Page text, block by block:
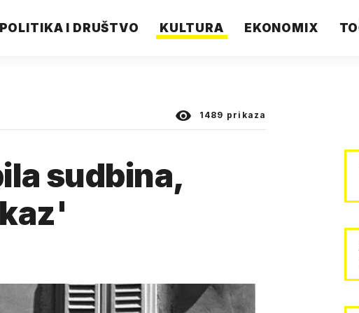
POLITIKA I DRUŠTVO KULTURA EKONOMIX
1489 prikaza
sudbina,